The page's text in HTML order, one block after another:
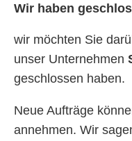
Wir haben
wir möchten Sie
unser Unternehmen
geschlossen haben.
Neue Aufträge
annehmen. Wir